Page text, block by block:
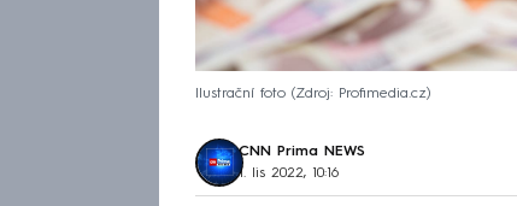
Ilustrační foto Zdroj: Profimedia.cz
CNN Prima NEWS
1. lis 2022, 10:16